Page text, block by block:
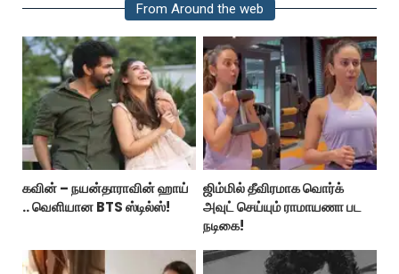
From Around the web
கவின் – நயன்தாராவின் ஹாய்
.. வெளியான BTS ஸ்டில்ஸ்!
ஜிம்மில் தீவிரமாக வொர்க்
அவுட் செய்யும் ராமாயணா பட
நடிகை!